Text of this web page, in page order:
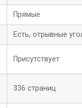
Прямые
Есть, отрывные
Присутствует
336 страниц